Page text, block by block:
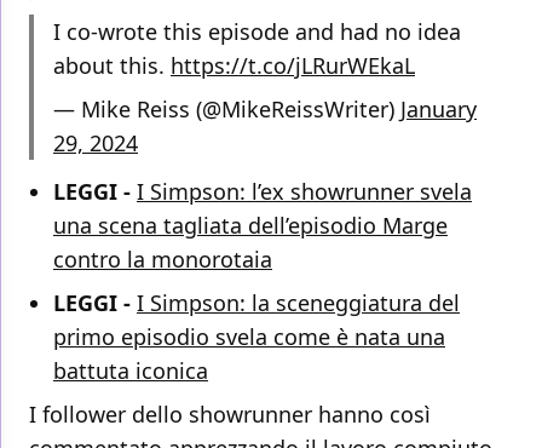
I co-wrote this episode and had no idea
about this. https://t.co/jLRurWEkaL
— Mike Reiss (@MikeReissWriter) January
29, 2024
LEGGI - I Simpson: l’ex showrunner svela
una scena tagliata dell’episodio Marge
contro la monorotaia
LEGGI - I Simpson: la sceneggiatura del
primo episodio svela come è nata una
battuta iconica
I follower dello showrunner hanno così